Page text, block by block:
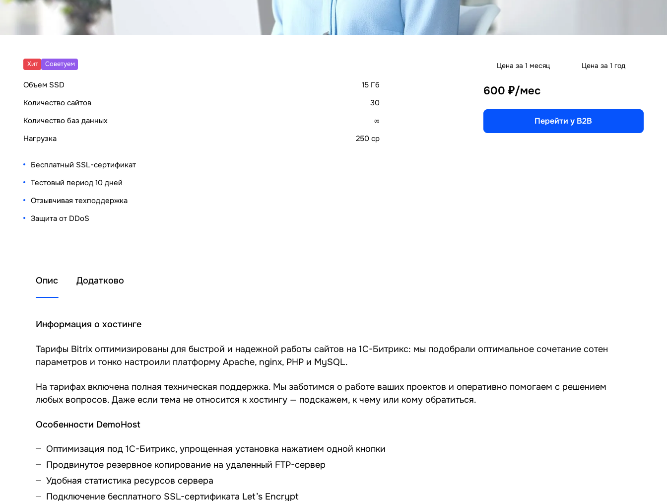
Хит Cоветуем
Объем SSD
15 Гб
Количество сайтов
30
Количество баз данных
∞
Нагрузка
250 cp
Бесплатный SSL-сертификат
Тестовый период 10 дней
Отзывчивая техподдержка
Защита от DDoS
Цена за 1 месяц Цена за 1 год
600 ₽/мес
Перейти у B2B
Опис Додатково
Информация о хостинге
Тарифы Bitrix оптимизированы для быстрой и надежной работы сайтов на 1С-Битрикс: мы подобрали оптимальное сочетание сотен
параметров и тонко настроили платформу Apache, nginx, PHP и MySQL.
На тарифах включена полная техническая поддержка. Мы заботимся о работе ваших проектов и оперативно помогаем с решением
любых вопросов. Даже если тема не относится к хостингу — подскажем, к чему или кому обратиться.
Особенности DemoHost
Оптимизация под 1С-Битрикс, упрощенная установка нажатием одной кнопки
Продвинутое резервное копирование на удаленный FTP-сервер
Удобная статистика ресурсов сервера
Подключение бесплатного SSL-сертификата Let’s Encrypt